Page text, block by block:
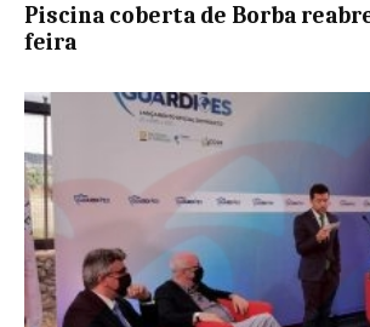
Piscina coberta de Borba
feira